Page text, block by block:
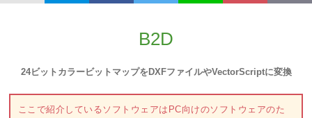
B2D
24ビットカラービットマップをDXFファイルやVectorScriptに変換
ここで紹介しているソフトウェアはPC向けのソフトウェアのた